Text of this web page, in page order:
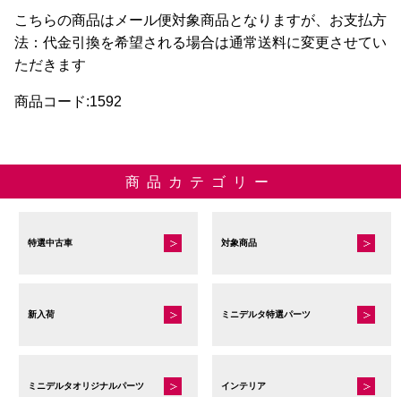
こちらの商品はメール便対象商品となりますが、お支払方
法：代金引換を希望される場合は通常送料に変更させてい
ただきます
商品コード:1592
商品カテゴリー
特選中古車 対象商品
新入荷 ミニデルタ特選パーツ
ミニデルタオリジナルパーツ インテリア